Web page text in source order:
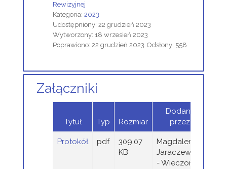
Rewizyjnej
Kategoria: 2023
Udostępniony: 22 grudzień 2023
Wytworzony: 18 wrzesień 2023
Poprawiono: 22 grudzień 2023 Odsłony: 558
Załączniki
Tytuł Typ Rozmiar
Dodany
przez
Protokół pdf
309.07
KB
Magdalena
Jaraczewska
- Wieczorek